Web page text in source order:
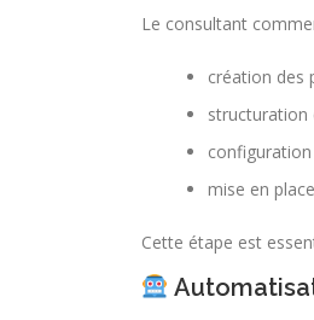
Le consultant
création des
structuration
mise en
Cette étape est